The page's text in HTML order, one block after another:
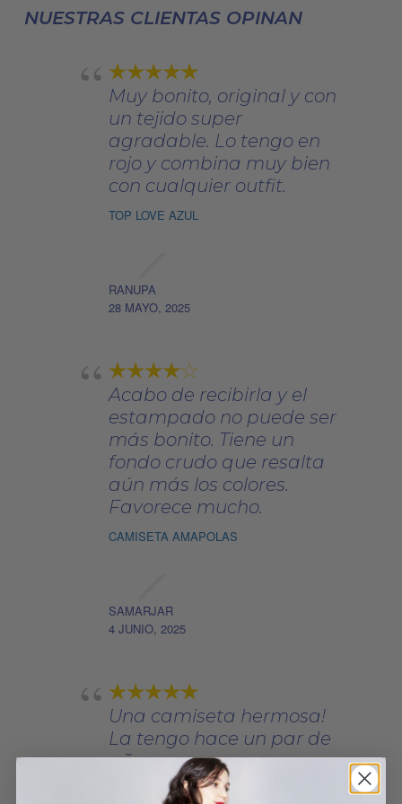
en
de
NUESTRAS CLIENTAS OPINAN
Muy bonito, original y con
un tejido super
agradable. Lo tengo en
rojo y combina muy bien
con cualquier outfit.
TOP LOVE AZUL
RANUPA
28 MAYO, 2025
Acabo de recibirla y el
estampado no puede ser
más bonito. Tiene un
fondo crudo que resalta
aún más los colores.
Favorece mucho.
CAMISETA AMAPOLAS
SAMARJAR
4 JUNIO, 2025
Una camiseta hermosa!
La tengo hace un par de
años y conserva su
belleza.